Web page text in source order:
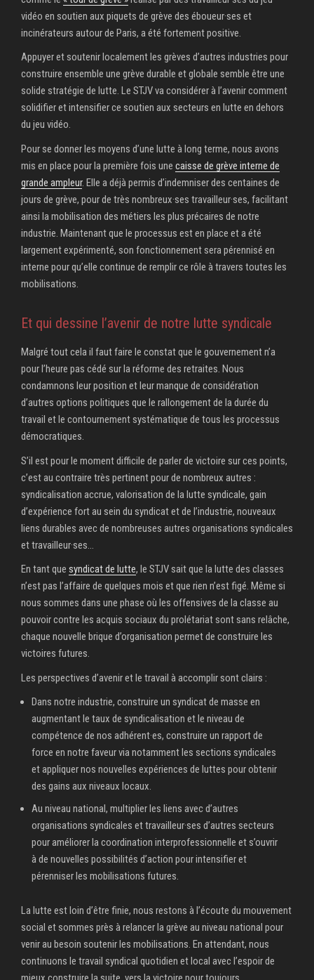
vidéo en soutien aux piquets de grève des éboueur·ses et
incinérateurs autour de Paris, a été fortement positive.
Appuyer et soutenir localement les grèves d’autres industries pour
construire ensemble une grève durable et globale semble être une
solide stratégie de lutte. Le STJV va considérer à l’avenir comment
solidifier et intensifier ce soutien aux secteurs en lutte en dehors
du jeu vidéo.
Pour se donner les moyens d’une lutte à long terme, nous avons
mis en place pour la première fois une caisse de grève interne de
grande ampleur. Elle a déjà permis d’indemniser des centaines de
jours de grève, pour de très nombreux·ses travailleur·ses, facilitant
ainsi la mobilisation des métiers les plus précaires de notre
industrie. Maintenant que le processus est en place et a été
largement expérimenté, son fonctionnement sera pérennisé en
interne pour qu’elle continue de remplir ce rôle à travers toutes les
mobilisations.
Et qui dessine l’avenir de notre lutte syndicale
Malgré tout cela il faut faire le constat que le gouvernement n’a
pour l’heure pas cédé sur la réforme des retraites. Nous
condamnons leur position et leur manque de considération
d’autres options politiques que le rallongement de la durée du
travail et le contournement systématique de tous les processus
démocratiques.
S’il est pour le moment difficile de parler de victoire sur ces points,
c’est au contraire très pertinent pour de nombreux autres :
syndicalisation accrue, valorisation de la lutte syndicale, gain
d’expérience fort au sein du syndicat et de l’industrie, nouveaux
liens durables avec de nombreuses autres organisations syndicales
et travailleur·ses…
En tant que syndicat de lutte, le STJV sait que la lutte des classes
n’est pas l’affaire de quelques mois et que rien n’est figé. Même si
nous sommes dans une phase où les offensives de la classe au
pouvoir contre les acquis sociaux du prolétariat sont sans relâche,
chaque nouvelle brique d’organisation permet de construire les
victoires futures.
Les perspectives d’avenir et le travail à accomplir sont clairs :
Dans notre industrie, construire un syndicat de masse en
augmentant le taux de syndicalisation et le niveau de
compétence de nos adhérent·es, construire un rapport de
force en notre faveur via notamment les sections syndicales
et appliquer nos nouvelles expériences de luttes pour obtenir
des gains aux niveaux locaux.
Au niveau national, multiplier les liens avec d’autres
organisations syndicales et travailleur·ses d’autres secteurs
pour améliorer la coordination interprofessionnelle et s’ouvrir
à de nouvelles possibilités d’action pour intensifier et
pérenniser les mobilisations futures.
La lutte est loin d’être finie, nous restons à l’écoute du mouvement
social et sommes près à relancer la grève au niveau national pour
venir au besoin soutenir les mobilisations. En attendant, nous
continuons le travail syndical quotidien et local avec l’espoir de